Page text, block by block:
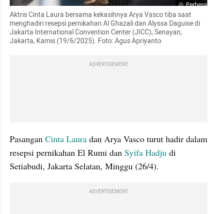
Perbesar
Aktris Cinta Laura bersama kekasihnya Arya Vasco tiba saat
menghadiri resepsi pernikahan Al Ghazali dan Alyssa Daguise di
Jakarta International Convention Center (JICC), Senayan,
Jakarta, Kamis (19/6/2025). Foto: Agus Apriyanto
ADVERTISEMENT
Pasangan Cinta Laura dan Arya Vasco turut hadir dalam
resepsi pernikahan El Rumi dan Syifa Hadju di
Setiabudi, Jakarta Selatan, Minggu (26/4).
ADVERTISEMENT